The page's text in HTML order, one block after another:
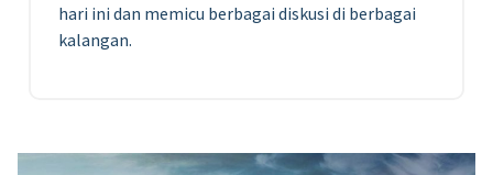
hari ini dan memicu berbagai diskusi di berbagai
kalangan.